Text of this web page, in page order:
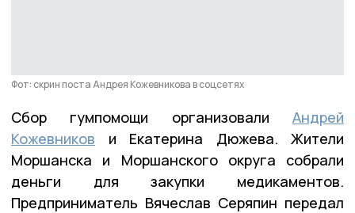
Фот: скрин поста Андрея Кожевникова в соцсетях
Сбор гумпомощи организовали Андрей
Кожевников и Екатерина Дюжева. Жители
Моршанска и Моршанского округа собрали
деньги для закупки медикаментов.
Предприниматель Вячеслав Серяпин передал